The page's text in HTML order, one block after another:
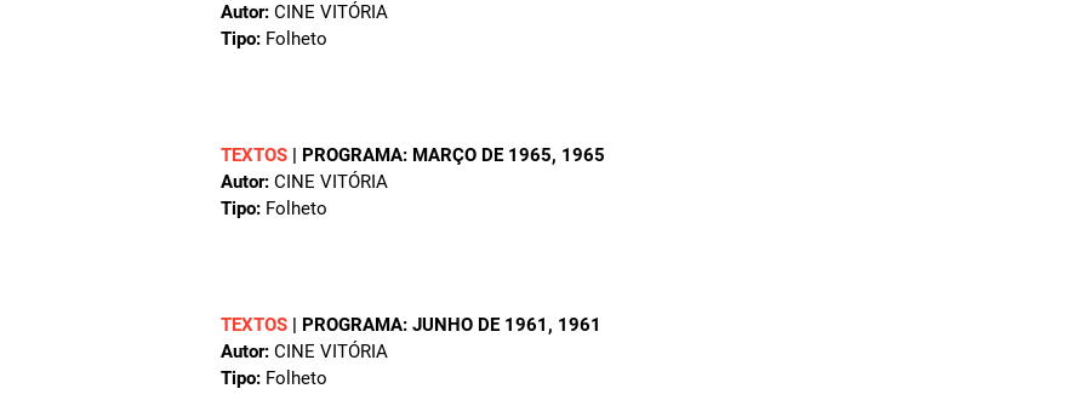
Autor: CINE VITÓRIA
Tipo: Folheto
TEXTOS | PROGRAMA: MARÇO DE 1965, 1965
Autor: CINE VITÓRIA
Tipo: Folheto
TEXTOS | PROGRAMA: JUNHO DE 1961 , 1961
Autor: CINE VITÓRIA
Tipo: Folheto
FORMULÁRIO DE BUSCA